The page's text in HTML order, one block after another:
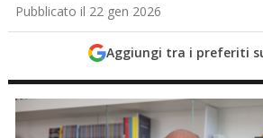
Pubblicato il 22 gen 2026
Aggiungi tra i preferiti